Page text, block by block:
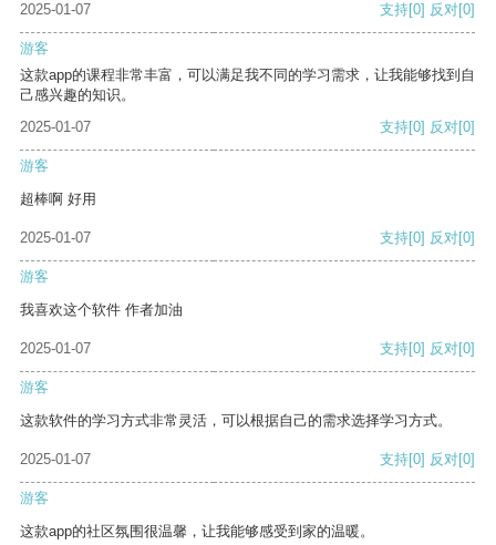
2025-01-07 支持[0] 反对[0]
游客
这款app的课程非常丰富，可以满足我不同的学习需求，让我能够找到自
己感兴趣的知识。
2025-01-07
支持[0] 反对[0]
游客
超棒啊 好用
2025-01-07 支持[0] 反对[0]
游客
我喜欢这个软件 作者加油
2025-01-07 支持[0] 反对[0]
游客
这款软件的学习方式非常灵活，可以根据自己的需求选择学习方式。
2025-01-07 支持[0] 反对[0]
游客
这款app的社区氛围很温馨，让我能够感受到家的温暖。